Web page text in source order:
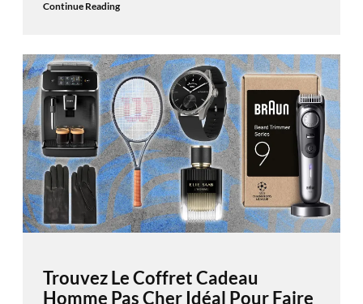
Continue Reading
Trouvez Le Coffret Cadeau
Homme Pas Cher Idéal Pour Faire